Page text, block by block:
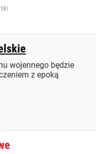
wojennego będzie
z epoką